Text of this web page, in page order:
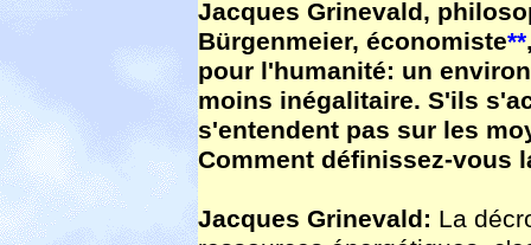
Jacques Grinevald,
Bürgenmeier, économiste**
pour l'humanité: un
moins inégalitaire. S'ils
s'entendent pas sur les
Comment définissez-vous
Jacques Grinevald: La